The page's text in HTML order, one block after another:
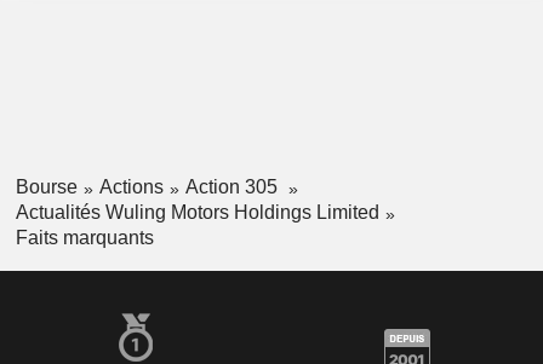
Bourse Actions
Action 305
Actualités Wuling Motors Holdings Limited
Faits marquants